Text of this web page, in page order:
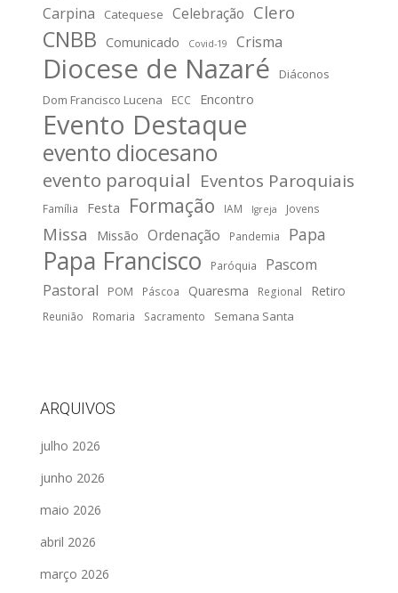
Carpina Catequese Celebração Clero
CNBB Comunicado Covid-19 Crisma
Diocese de Nazaré
Diáconos
Dom Francisco Lucena
ECC Encontro
Evento Destaque
evento diocesano
evento paroquial Eventos Paroquiais
Família Festa Formação IAM Igreja Jovens
Missa Missão Ordenação Pandemia Papa
Papa Francisco Paróquia
Pascom
Pastoral
POM Páscoa Quaresma Regional Retiro
Reunião Romaria Sacramento Semana Santa
ARQUIVOS
julho 2026
junho 2026
maio 2026
abril 2026
março 2026